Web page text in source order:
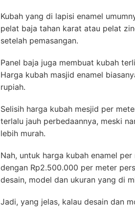
Kubah yang di lapisi enamel
pelat baja tahan karat atau pelat
setelah pemasangan.
Panel baja juga membuat kubah
Harga kubah masjid enamel
rupiah.
Selisih harga kubah mesjid per
terlalu jauh perbedaannya, meski
lebih murah.
Nah, untuk harga kubah enamel
dengan Rp2.500.000 per meter
desain, model dan ukuran yang di
Jadi, yang jelas, kalau desain dan